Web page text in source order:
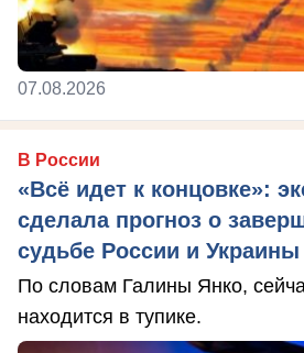
07.08.2026
В России
«Всё идет к концовке»:
сделала прогноз о
судьбе России и Украины
По словам Галины Янко,
находится в тупике.